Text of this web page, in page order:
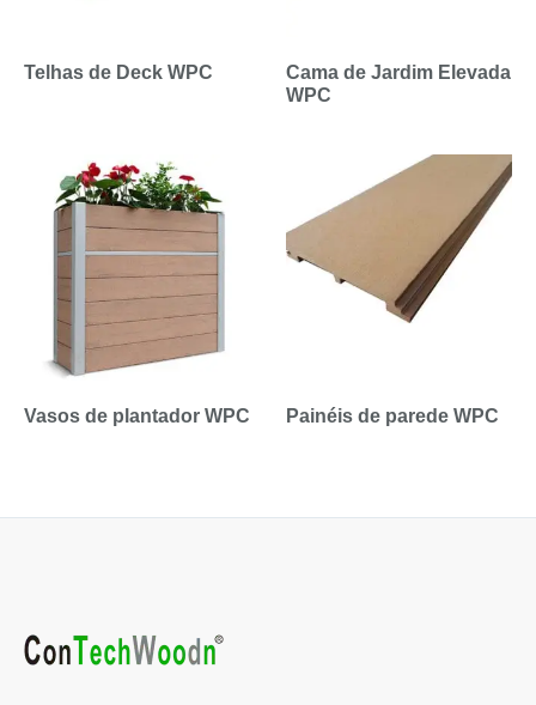
Telhas de Deck WPC
Cama de Jardim Elevada
WPC
Vasos de plantador WPC Painéis de parede WPC